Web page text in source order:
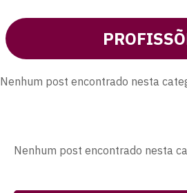
Nenhum post encontrado nesta
Nenhum post encontrado nesta